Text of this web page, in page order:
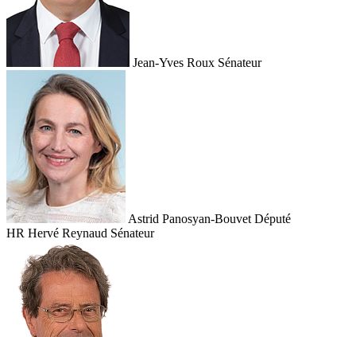
Jean-Yves Roux Sénateur
Astrid Panosyan-Bouvet Député
HR Hervé Reynaud Sénateur